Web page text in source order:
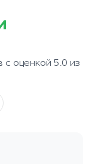
с оценкой 5.0 из